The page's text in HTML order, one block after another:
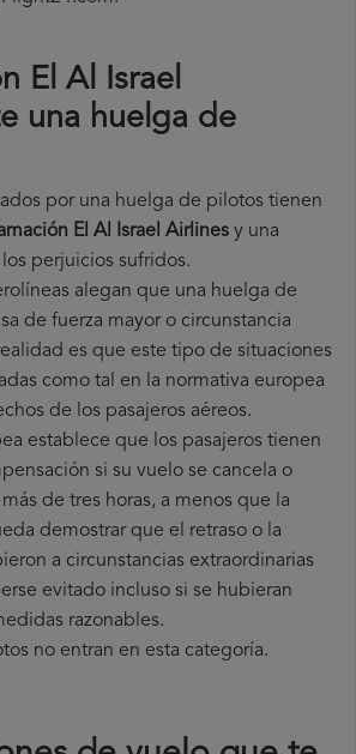
El Al Israel
una huelga de
por una huelga de pilotos tienen
El Al Israel Airlines y una
perjuicios sufridos.
alegan que una huelga de
de fuerza mayor o circunstancia
es que este tipo de situaciones
como tal en la normativa europea
de los pasajeros aéreos.
establece que los pasajeros tienen
si su vuelo se cancela o
de tres horas, a menos que la
demostrar que el retraso o la
a circunstancias extraordinarias
evitado incluso si se hubieran
razonables.
no entran en esta categoría.